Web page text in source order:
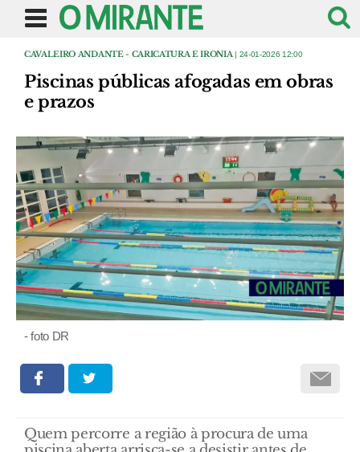
CAVALEIRO ANDANTE - CARICATURA E IRONIA | 24-01-2026 12:00
Piscinas públicas afogadas em obras
e prazos
- foto DR
Quem percorre a região à procura de uma